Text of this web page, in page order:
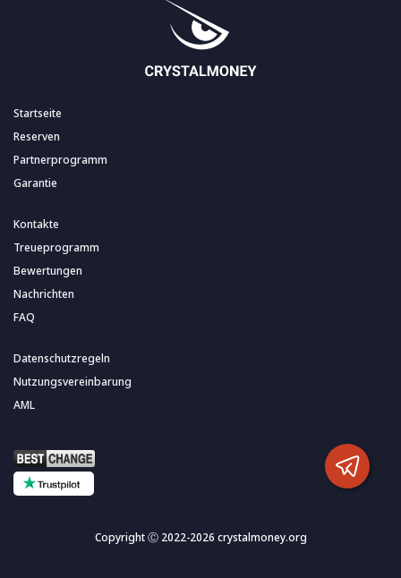
Startseite
Reserven
Partnerprogramm
Garantie
Kontakte
Treueprogramm
Bewertungen
Nachrichten
FAQ
Datenschutzregeln
Nutzungsvereinbarung
AML
Copyright Ⓒ 2022-2026 crystalmoney.org